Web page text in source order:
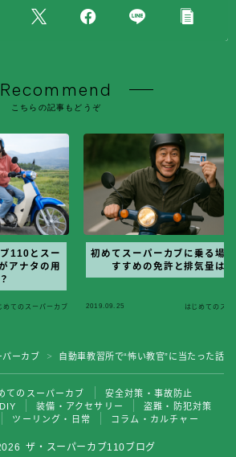
めてスーパーカブに乗る場合...
Recommend
こちらの記事もどうぞ
110とスー
アナタの用
めてのスーパーカブ
初めてスーパーカブに乗る場
すすめの免許と排気量は？
2019.09.25 はじめてのス
パーカブ ＞ 自動車教習所で“怖い教官”に当たった話
てのスーパーカブ
安全対策・事故防止
装備・アクセサリー
盗難・防犯対策
ツーリング・日常 コラム・カルチャー
ザ・スーパーカブ110ブログ